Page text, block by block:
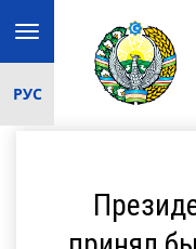
Toggle
navigation
РУС